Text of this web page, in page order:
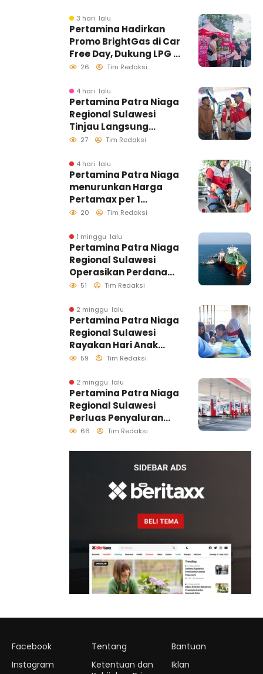
Berlangsung Kondusif
3 hari lalu
Pertamina Hadirkan
Promo BrightGas di Car
Free Day, Dukung LPG 3
Kg Tepat Sasaran
26 Tim Redaksi
4 hari lalu
Pertamina Patra Niaga
Regional Sulawesi
Tinjau Langsung
Pelayanan SPBU di
Distribusi Biosolar
Berjalan Optimal
27 Tim Redaksi
4 hari lalu
Pertamina Patra Niaga
menurunkan Harga
Pertamax per 1
Agustus 2026
20 Tim Redaksi
1 minggu lalu
Pertamina Patra Niaga
Regional Sulawesi
Operasikan Perdana
Ship to Ship
Distribusi B50 di
Kawasan Timur
Sulawesi
51 Tim Redaksi
2 minggu lalu
Pertamina Patra Niaga
Regional Sulawesi
Rayakan Hari Anak
Nasional Melalui
Ruang Tumbuh
Generasi Penjaga
Pesisir
59 Tim Redaksi
2 minggu lalu
Pertamina Patra Niaga
Regional Sulawesi
Perluas Penyaluran
Biosolar B50, Kini
66 Tim Redaksi
Facebook
Instagram
Tentang
Ketentuan dan
Bantuan
Iklan